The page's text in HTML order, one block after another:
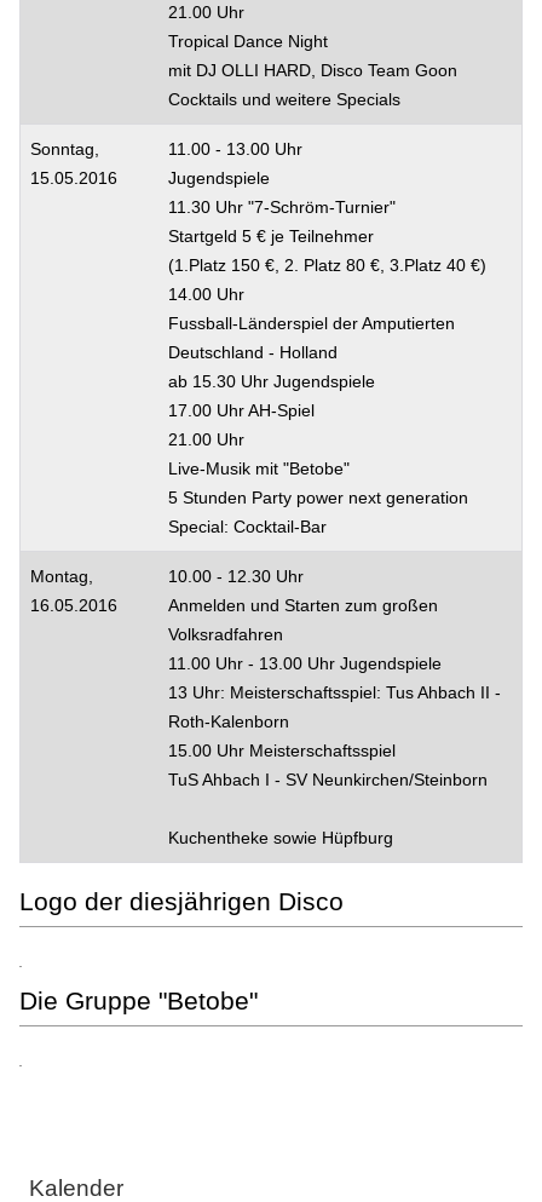
21.00 Uhr
Tropical Dance Night
mit DJ OLLI HARD, Disco Team Goon
Cocktails und weitere Specials
Sonntag,
15.05.2016
11.00 - 13.00 Uhr
Jugendspiele
11.30 Uhr "7-Schröm-Turnier"
Startgeld 5 € je Teilnehmer
(1.Platz 150 €, 2. Platz 80 €, 3.Platz 40 €)
14.00 Uhr
Fussball-Länderspiel der Amputierten
Deutschland - Holland
ab 15.30 Uhr Jugendspiele
17.00 Uhr AH-Spiel
21.00 Uhr
Live-Musik mit "Betobe"
5 Stunden Party power next generation
Special: Cocktail-Bar
Montag,
16.05.2016
10.00 - 12.30 Uhr
Anmelden und Starten zum großen
Volksradfahren
11.00 Uhr - 13.00 Uhr Jugendspiele
13 Uhr: Meisterschaftsspiel: Tus Ahbach II -
Roth-Kalenborn
15.00 Uhr Meisterschaftsspiel
TuS Ahbach I - SV Neunkirchen/Steinborn
Kuchentheke sowie Hüpfburg
Logo der diesjährigen Disco
Die Gruppe "Betobe"
Kalender